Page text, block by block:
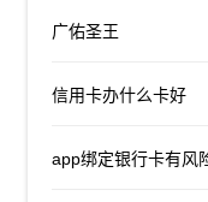
广佑圣王
信用卡办什么卡好
app绑定银行卡有风